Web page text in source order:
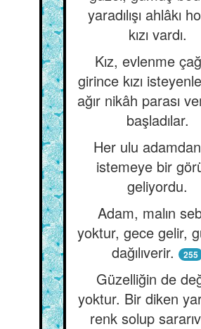
yaradılışı ahlâkı
kızı vardı.
Kız, evlenme
girince kızı
ağır nikâh parası
başladılar.
Her ulu
istemeye bir
geliyordu.
Adam, malın
yoktur, gece gelir,
dağılıverir.
255
Güzelliğin de
yoktur. Bir diken
renk solup